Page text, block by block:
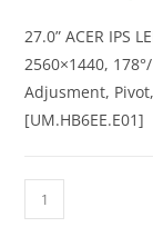
27.0” ACER IPS
2560×1440,
Adjusment, Pivot,
[UM.HB6EE.E01]